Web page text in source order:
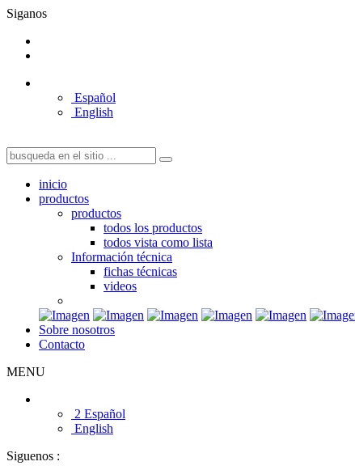
Siganos
Español
English
inicio
productos
productos
todos los productos
todos vista como lista
Información técnica
fichas técnicas
videos
Sobre nosotros
Contacto
MENU
2 Español
English
Siguenos :